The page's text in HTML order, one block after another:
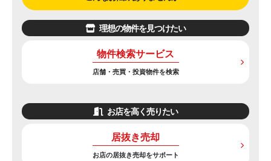
理想の物件を見つけたい
物件検索サービス
店舗・売買・投資物件を検索
お店を高く売りたい
居抜き売却
お店の居抜き売却をサポート